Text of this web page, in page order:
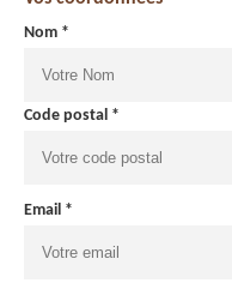
Nom *
Code postal *
Email *